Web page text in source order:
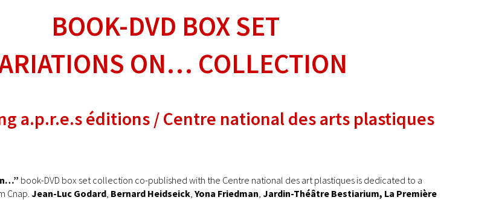
BOOK-DVD BOX SET
ON… COLLECTION
a.p.r.e.s éditions / Centre national des arts plastiques
book-DVD box set collection co-published with the Centre national des art plastiques is dedicated to a
Cnap. Jean-Luc Godard, Bernard Heidseick, Yona Friedman, Jardin-Théâtre Bestiarium, La Première